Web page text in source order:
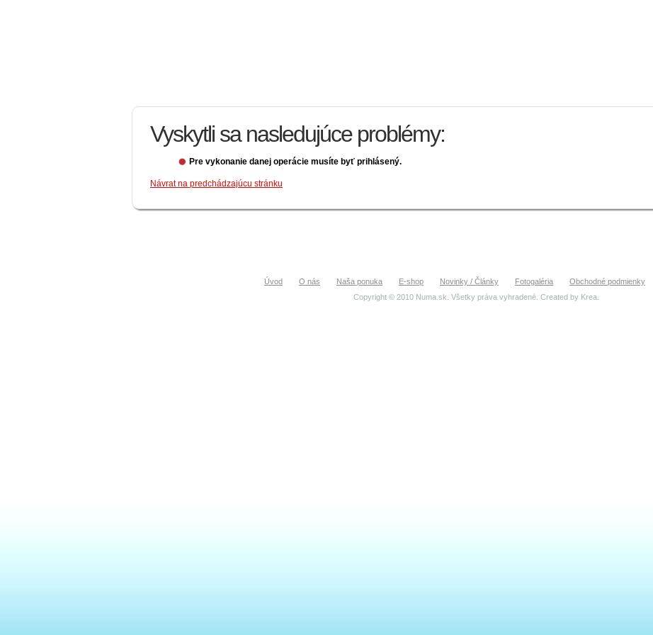
Vyskytli sa nasledujúce problémy:
Pre vykonanie danej operácie musíte byť prihlásený.
Návrat na predchádzajúcu stránku
Úvod O nás Naša ponuka E-shop Novinky / Články Fotogaléria Obchodné podmienky
Copyright © 2010 Numa.sk. Všetky práva vyhradené. Created by Krea.